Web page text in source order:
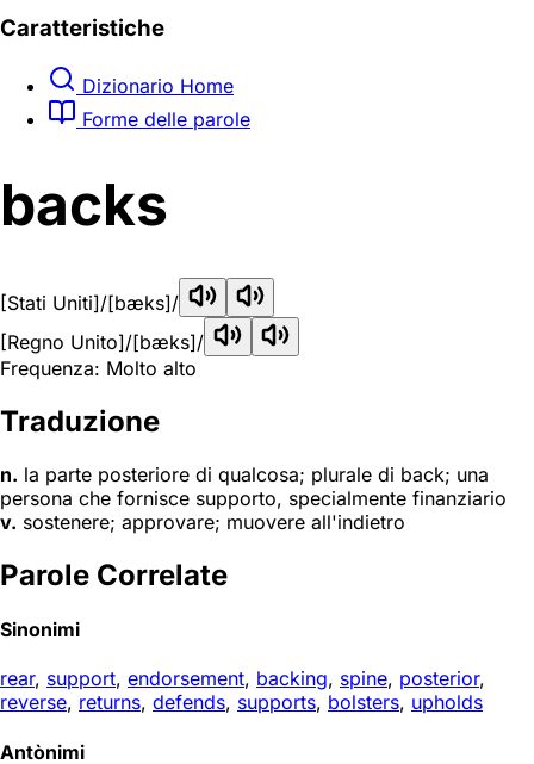
Caratteristiche
Dizionario Home
Forme delle parole
backs
[Stati Uniti]/[bæks]/
[Regno Unito]/[bæks]/
Frequenza: Molto alto
Traduzione
n. la parte posteriore di qualcosa; plurale di back; una
persona che fornisce supporto, specialmente finanziario
v. sostenere; approvare; muovere all'indietro
Parole Correlate
Sinonimi
rear, support, endorsement, backing, spine, posterior,
reverse, returns, defends, supports, bolsters, upholds
Antònimi